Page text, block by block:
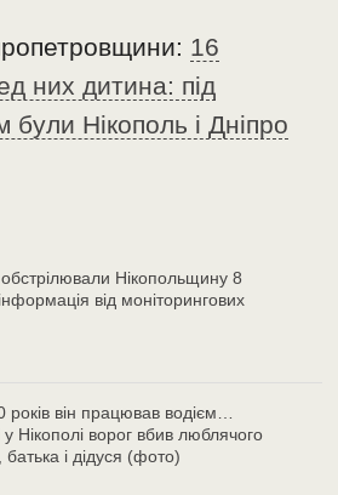
16
них дитина: під
Нікополь і Дніпро
Нікопольщину 8
від моніторингових
він працював водієм…
у Нікополі ворог вбив люблячого
батька і дідуся (фото)